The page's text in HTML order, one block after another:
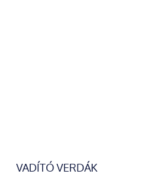
VADÍTÓ VERDÁK